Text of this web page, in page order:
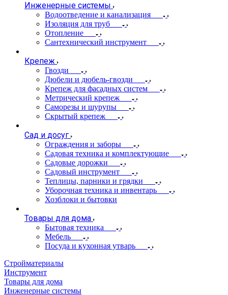
Инженерные системы
Водоотведение и канализация
Изоляция для труб
Отопление
Сантехнический инструмент
Крепеж
Гвозди
Дюбели и дюбель-гвозди
Крепеж для фасадных систем
Метрический крепеж
Саморезы и шурупы
Скрытый крепеж
Сад и досуг
Ограждения и заборы
Садовая техника и комплектующие
Садовые дорожки
Садовый инструмент
Теплицы, парники и грядки
Уборочная техника и инвентарь
Хозблоки и бытовки
Товары для дома
Бытовая техника
Мебель
Посуда и кухонная утварь
Стройматериалы
Инструмент
Товары для дома
Инженерные системы